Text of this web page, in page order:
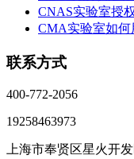
CNAS实验室授
CMA实验室如
联系方式
400-772-2056
19258463973
上海市奉贤区星火开